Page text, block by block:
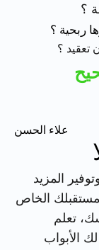
؟
ربحية ؟
تعقيد ؟
المزيد
الخاص
تعلم
الأبواب